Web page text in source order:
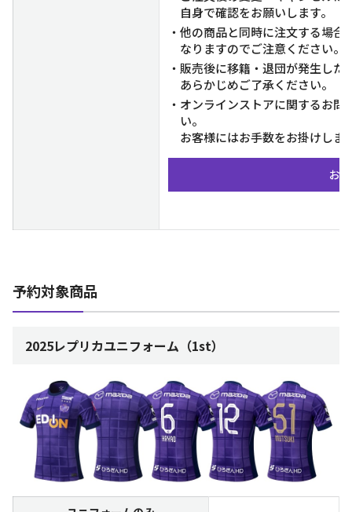
自身で確認をお願いします。
・他の商品と同時に注文する場
なりますのでご注意ください。
・販売後に移籍・退団が発生し
あらかじめご了承ください。
・オンラインストアに関するお
い。
お客様にはお手数をお掛けしま
お
予約対象商品
2025レプリカユニフォーム（1st）